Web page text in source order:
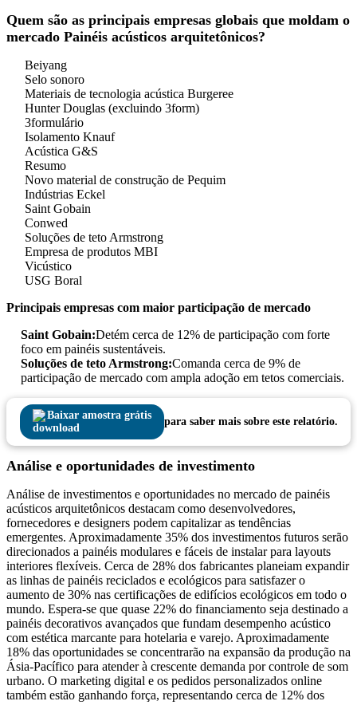
Quem são as principais empresas globais que moldam o
mercado Painéis acústicos arquitetônicos?
Beiyang
Selo sonoro
Materiais de tecnologia acústica Burgeree
Hunter Douglas (excluindo 3form)
3formulário
Isolamento Knauf
Acústica G&S
Resumo
Novo material de construção de Pequim
Indústrias Eckel
Saint Gobain
Conwed
Soluções de teto Armstrong
Empresa de produtos MBI
Vicústico
USG Boral
Principais empresas com maior participação de mercado
Saint Gobain:Detém cerca de 12% de participação com forte
foco em painéis sustentáveis.
Soluções de teto Armstrong:Comanda cerca de 9% de
participação de mercado com ampla adoção em tetos comerciais.
Baixar amostra grátis
para saber mais sobre este relatório.
Análise e oportunidades de investimento
Análise de investimentos e oportunidades no mercado de painéis
acústicos arquitetônicos destacam como desenvolvedores,
fornecedores e designers podem capitalizar as tendências
emergentes. Aproximadamente 35% dos investimentos futuros serão
direcionados a painéis modulares e fáceis de instalar para layouts
interiores flexíveis. Cerca de 28% dos fabricantes planeiam expandir
as linhas de painéis reciclados e ecológicos para satisfazer o
aumento de 30% nas certificações de edifícios ecológicos em todo o
mundo. Espera-se que quase 22% do financiamento seja destinado a
painéis decorativos avançados que fundam desempenho acústico
com estética marcante para hotelaria e varejo. Aproximadamente
18% das oportunidades se concentrarão na expansão da produção na
Ásia-Pacífico para atender à crescente demanda por controle de som
urbano. O marketing digital e os pedidos personalizados online
também estão ganhando força, representando cerca de 12% dos